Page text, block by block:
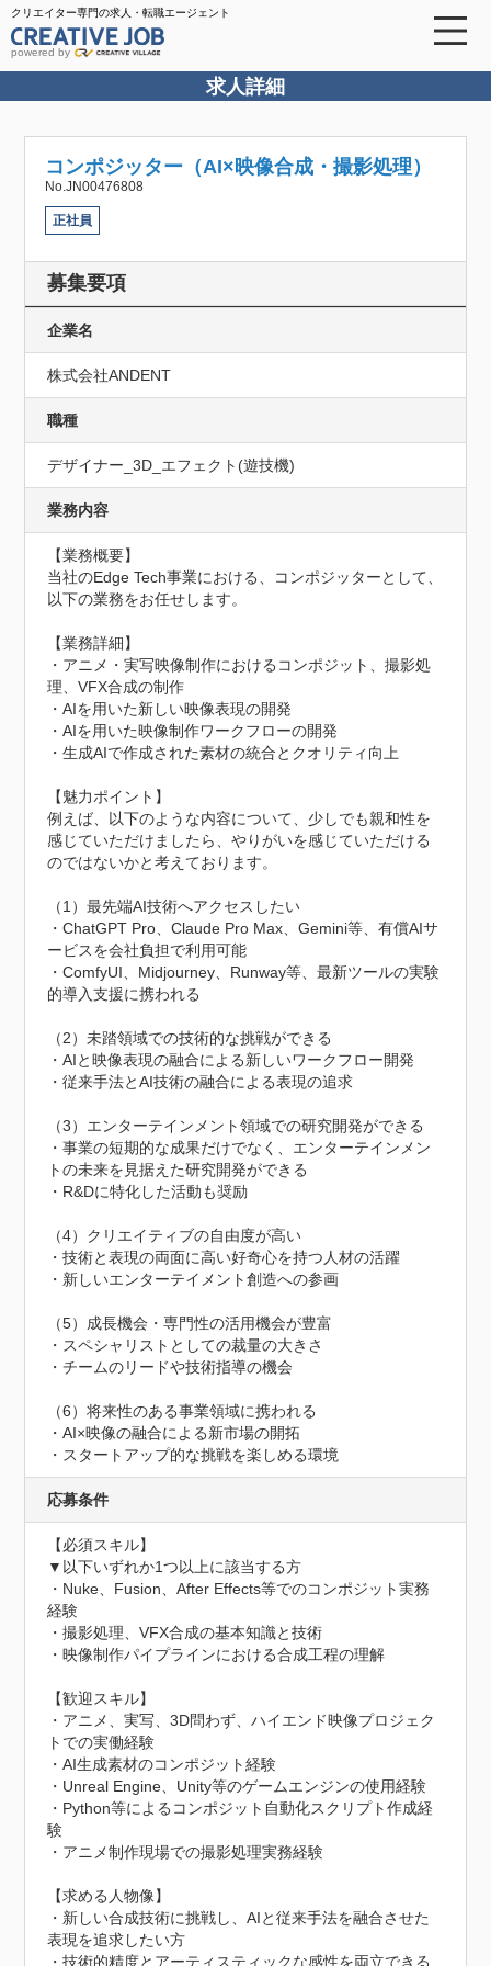
クリエイター専門の求人・転職エージェント
powered by
求人詳細
コンポジッター（AI×映像合成・撮影処理）
No.JN00476808
正社員
募集要項
企業名
株式会社ANDENT
職種
デザイナー_3D_エフェクト(遊技機)
業務内容
【業務概要】
当社のEdge Tech事業における、コンポジッターとして、
以下の業務をお任せします。
【業務詳細】
・アニメ・実写映像制作におけるコンポジット、撮影処
理、VFX合成の制作
・AIを用いた新しい映像表現の開発
・AIを用いた映像制作ワークフローの開発
・生成AIで作成された素材の統合とクオリティ向上
【魅力ポイント】
例えば、以下のような内容について、少しでも親和性を
感じていただけましたら、やりがいを感じていただける
のではないかと考えております。
（1）最先端AI技術へアクセスしたい
・ChatGPT Pro、Claude Pro Max、Gemini等、有償AIサ
ービスを会社負担で利用可能
・ComfyUI、Midjourney、Runway等、最新ツールの実験
的導入支援に携われる
（2）未踏領域での技術的な挑戦ができる
・AIと映像表現の融合による新しいワークフロー開発
・従来手法とAI技術の融合による表現の追求
（3）エンターテインメント領域での研究開発ができる
・事業の短期的な成果だけでなく、エンターテインメン
トの未来を見据えた研究開発ができる
・R&Dに特化した活動も奨励
（4）クリエイティブの自由度が高い
・技術と表現の両面に高い好奇心を持つ人材の活躍
・新しいエンターテイメント創造への参画
（5）成長機会・専門性の活用機会が豊富
・スペシャリストとしての裁量の大きさ
・チームのリードや技術指導の機会
（6）将来性のある事業領域に携われる
・AI×映像の融合による新市場の開拓
・スタートアップ的な挑戦を楽しめる環境
応募条件
【必須スキル】
▼以下いずれか1つ以上に該当する方
・Nuke、Fusion、After Effects等でのコンポジット実務
経験
・撮影処理、VFX合成の基本知識と技術
・映像制作パイプラインにおける合成工程の理解
【歓迎スキル】
・アニメ、実写、3D問わず、ハイエンド映像プロジェク
トでの実働経験
・AI生成素材のコンポジット経験
・Unreal Engine、Unity等のゲームエンジンの使用経験
・Python等によるコンポジット自動化スクリプト作成経
験
・アニメ制作現場での撮影処理実務経験
【求める人物像】
・新しい合成技術に挑戦し、AIと従来手法を融合させた
表現を追求したい方
・技術的精度とアーティスティックな感性を両立できる